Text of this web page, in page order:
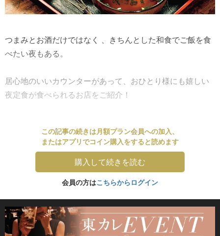
つまみとお酒だけではなく 、きちんとした和食でご飯を食
べたい夜もある。
居心地のいいカウンターがあって、おひとり様にも嬉しい
夜定食が食べられるお店をご紹介！
この記事の続きは月額プラン会員への加入、
またはアプリでコイン購入をすると読めます
購入して続きを読む
会員の方はこちらからログイン